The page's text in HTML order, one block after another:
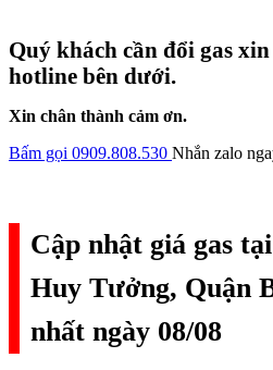
Quý khách cần đổi gas xin
hotline bên dưới.
Xin chân thành cảm ơn.
Bấm gọi 0909.808.530 Nhắn zalo
Cập nhật giá gas
Huy Tưởng, Quận
nhất ngày 08/08